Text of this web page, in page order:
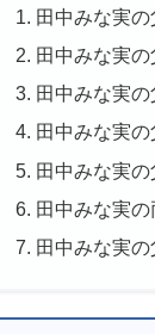
田中みな実
田中みな実
田中みな実
田中みな実
田中みな実
田中みな実
田中みな実